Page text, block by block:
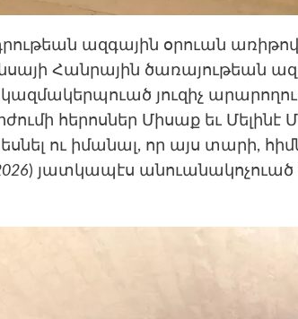
ազգային օրուան
Հանրային ծառայութեան
կազմակերպուած յուզիչ
հերոսներ Միսաք եւ Մելինէ
ու իմանալ, որ այս տարի,
) յատկապէս անուանակոչուած